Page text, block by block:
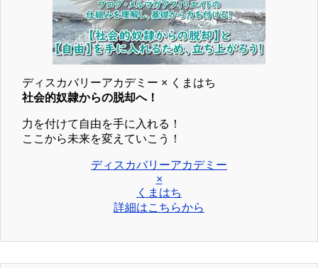
ディスカバリーアカデミー × くまはち
社会的奴隷からの脱却へ！
力を付けて自由を手に入れる！
ここから未来を変えていこう！
ディスカバリーアカデミー
×
くまはち
詳細はこちらから